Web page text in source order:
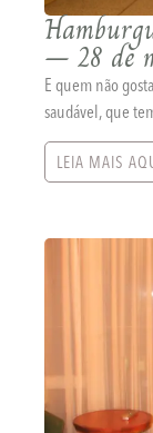
– 28 de
E quem não
saudável, que
LEIA MAIS